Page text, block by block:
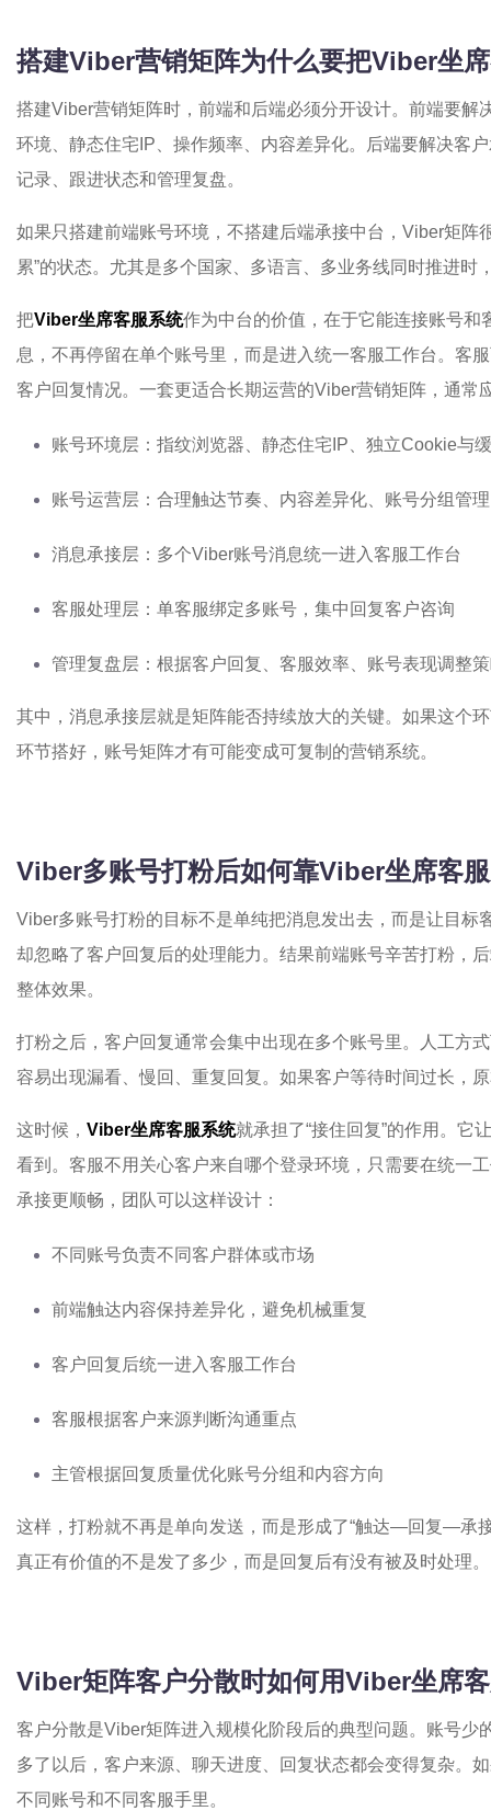
搭建Viber营销矩阵为什么要把Viber坐
搭建Viber营销矩阵时，前端和后端必须分开设计。前端要解
环境、静态住宅IP、操作频率、内容差异化。后端要解决客
记录、跟进状态和管理复盘。
如果只搭建前端账号环境，不搭建后端承接中台，Viber矩阵
累”的状态。尤其是多个国家、多语言、多业务线同时推进时
把Viber坐席客服系统作为中台的价值，在于它能连接账号
息，不再停留在单个账号里，而是进入统一客服工作台。客
客户回复情况。一套更适合长期运营的Viber营销矩阵，通常
账号环境层：指纹浏览器、静态住宅IP、独立Cookie与
账号运营层：合理触达节奏、内容差异化、账号分组管理
消息承接层：多个Viber账号消息统一进入客服工作台
客服处理层：单客服绑定多账号，集中回复客户咨询
管理复盘层：根据客户回复、客服效率、账号表现调整
其中，消息承接层就是矩阵能否持续放大的关键。如果这个
环节搭好，账号矩阵才有可能变成可复制的营销系统。
Viber多账号打粉后如何靠Viber坐席客
Viber多账号打粉的目标不是单纯把消息发出去，而是让目标
却忽略了客户回复后的处理能力。结果前端账号辛苦打粉，
整体效果。
打粉之后，客户回复通常会集中出现在多个账号里。人工方
容易出现漏看、慢回、重复回复。如果客户等待时间过长，
这时候， Viber坐席客服系统就承担了“接住回复”的作用。它
看到。客服不用关心客户来自哪个登录环境，只需要在统一
承接更顺畅，团队可以这样设计：
不同账号负责不同客户群体或市场
前端触达内容保持差异化，避免机械重复
客户回复后统一进入客服工作台
客服根据客户来源判断沟通重点
主管根据回复质量优化账号分组和内容方向
这样，打粉就不再是单向发送，而是形成了“触达—回复—承
真正有价值的不是发了多少，而是回复后有没有被及时处理。
Viber矩阵客户分散时如何用Viber坐席
客户分散是Viber矩阵进入规模化阶段后的典型问题。账号少
多了以后，客户来源、聊天进度、回复状态都会变得复杂。
不同账号和不同客服手里。